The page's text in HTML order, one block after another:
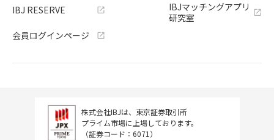
IBJ RESERVE
会員ログインページ
IBJマッチングアプリ
研究室
株式会社IBJは、東京証券取引所
プライム市場に上場しております。
（証券コード：6071）